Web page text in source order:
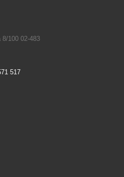
100 02-483
517